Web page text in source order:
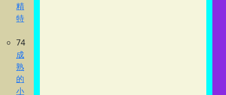
精
特
74
成
熟
的
小